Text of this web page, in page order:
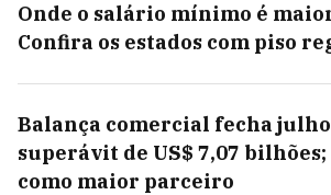
Onde o salário mínimo é
Confira os estados com piso
Balança comercial fecha
superávit de US$ 7,07
como maior parceiro